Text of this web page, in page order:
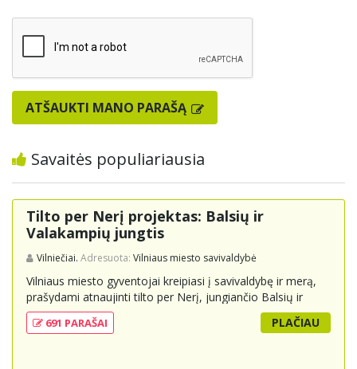
ATŠAUKTI MANO PARAŠĄ
Savaitės populiariausia
Tilto per Nerį projektas: Balsių ir
Valakampių jungtis
Vilniečiai. Adresuota: Vilniaus miesto savivaldybė
Vilniaus miesto gyventojai kreipiasi į savivaldybę ir merą,
prašydami atnaujinti tilto per Nerį, jungiančio Balsių ir
Valakampių kryptis, projektą ir įtraukti jį į miesto
strateginius susisiekimo planus. Šis tiltas ne tik padėtų
691 PARAŠAI PLAČIAU